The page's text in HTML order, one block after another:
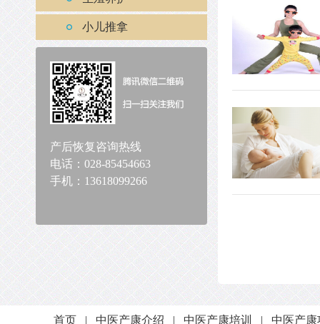
小儿推拿
产后恢复咨询热线
电话：028-85454663
手机：13618099266
首页 | 中医产康介绍 | 中医产康培训 | 中医产康